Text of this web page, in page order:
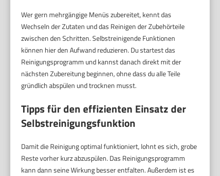
Wer gern mehrgängige Menüs zubereitet, kennt das
Wechseln der Zutaten und das Reinigen der Zubehörteile
zwischen den Schritten. Selbstreinigende Funktionen
können hier den Aufwand reduzieren. Du startest das
Reinigungsprogramm und kannst danach direkt mit der
nächsten Zubereitung beginnen, ohne dass du alle Teile
gründlich abspülen und trocknen musst.
Tipps für den effizienten Einsatz der
Selbstreinigungsfunktion
Damit die Reinigung optimal funktioniert, lohnt es sich, grobe
Reste vorher kurz abzuspülen. Das Reinigungsprogramm
kann dann seine Wirkung besser entfalten. Außerdem ist es